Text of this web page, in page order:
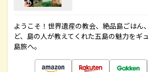
ようこそ！世界遺産の教会、絶品島ごはん
ど、島の人が教えてくれた五島の魅力をギ
島旅へ。